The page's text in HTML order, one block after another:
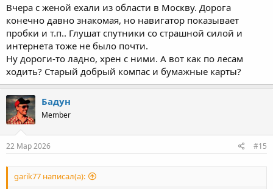
Вчера с женой ехали из области в Москву. Дорога
конечно давно знакомая, но навигатор показывает
пробки и т.п.. Глушат спутники со страшной силой и
интернета тоже не было почти.
Ну дороги-то ладно, хрен с ними. А вот как по лесам
ходить? Старый добрый компас и бумажные карты?
Бадун
Member
22 Мар 2026 #15
garik77 написал(а):